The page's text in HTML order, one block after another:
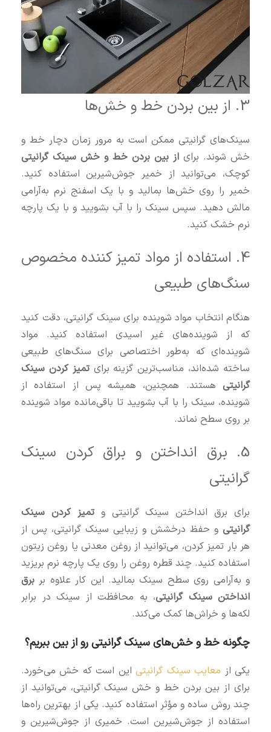
3. از بین بردن خط و خش‌ها
سینک‌های گرانیتی ممکن است به مرور زمان دچار خط و
خش شوند. برای از بین بردن خط و خش سینک گرانیتی
کوچک، می‌توانید از خمیر جوش‌شیرین استفاده کنید.
خمیر را روی خش‌ها بمالید و با یک اسفنج نرم به‌آرامی
مالش دهید. سپس سینک را با آب بشویید و با یک پارچه
نرم خشک کنید.
4. استفاده از مواد تمیز کننده مخصوص
سنگ‌های طبیعی
هنگام انتخاب مواد شوینده برای سینک گرانیتی، دقت کنید
که از شوینده‌های غیر اسیدی استفاده کنید. مواد
شوینده‌ای که به‌طور اختصاصی برای سنگ‌های طبیعی
ساخته شده‌اند، مناسب‌ترین گزینه برای تمیز کردن سینک
گرانیتی هستند. همچنین، همیشه پس از استفاده از
شوینده، سینک را با آب بشویید تا باقی‌مانده مواد شوینده
بر روی سطح نماند.
5. برق انداختن و براق کردن سینک
گرانیتی
برای برق انداختن سینک گرانیتی وتمیز کردن سینک
گرانیتی و حفظ درخشش و زیبایی سینک گرانیتی، پس از
هر بار تمیز کردن، می‌توانید از روغن معدنی یا روغن زیتون
استفاده کنید. چند قطره روغن را روی یک پارچه نرم بریزید
و به‌آرامی روی سطح سینک بمالید. این کار علاوه بر برق
انداختن سینک گرانیتی، به محافظت از سینک در برابر
لکه‌ها و خراش‌ها کمک می‌کند.
چگونه خط و خش‌های سینک گرانیتی رو از بین ببریم؟
یکی از معایب سینک گرانیتیاین است که خش می‌خورد.
برای از بین بردن خط و خش سینک گرانیتی، می‌توانید از
چند روش ساده و مؤثر استفاده کنید. یکی از بهترین راه‌ها
استفاده از جوش‌شیرین است. خمیری از جوش‌شیرین و